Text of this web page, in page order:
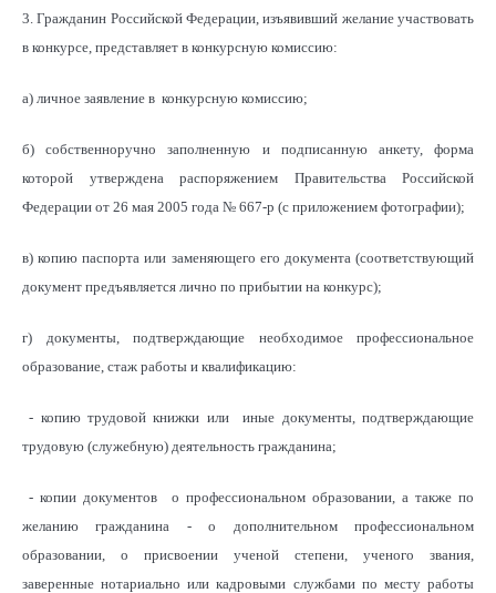
3. Гражданин Российской Федерации, изъявивший желание участвовать
в конкурсе, представляет в конкурсную комиссию:
а) личное заявление в конкурсную комиссию;
б) собственноручно заполненную и подписанную анкету, форма
которой утверждена распоряжением Правительства Российской
Федерации от 26 мая 2005 года № 667-р (с приложением фотографии);
в) копию паспорта или заменяющего его документа (соответствующий
документ предъявляется лично по прибытии на конкурс);
г) документы, подтверждающие необходимое профессиональное
образование, стаж работы и квалификацию:
- копию трудовой книжки или иные документы, подтверждающие
трудовую (служебную) деятельность гражданина;
- копии документов о профессиональном образовании, а также по
желанию гражданина - о дополнительном профессиональном
образовании, о присвоении ученой степени, ученого звания,
заверенные нотариально или кадровыми службами по месту работы